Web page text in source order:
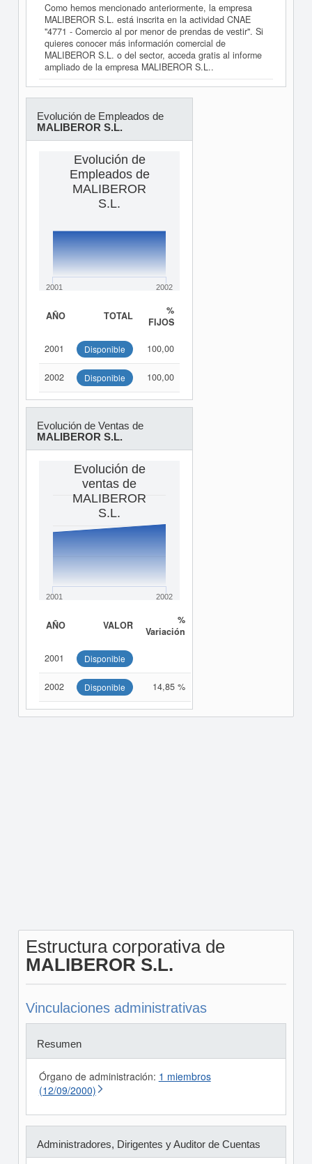
Como hemos mencionado anteriormente, la empresa
MALIBEROR S.L. está inscrita en la actividad CNAE
"4771 - Comercio al por menor de prendas de vestir". Si
quieres conocer más información comercial de
MALIBEROR S.L. o del sector, acceda gratis al informe
ampliado de la empresa MALIBEROR S.L..
Evolución de Empleados de
MALIBEROR S.L.
Evolución de
Empleados de
MALIBEROR
S.L.
2001 2002
AÑO TOTAL
%
FIJOS
2001 Disponible 100,00
2002 Disponible 100,00
Evolución de Ventas de
MALIBEROR S.L.
Evolución de
ventas de
MALIBEROR
S.L.
2001 2002
AÑO VALOR
%
Variación
2001 Disponible
2002 Disponible 14,85 %
Estructura corporativa de
MALIBEROR S.L.
Vinculaciones administrativas
Resumen
Órgano de administración: 1 miembros
(12/09/2000)
Administradores, Dirigentes y Auditor de Cuentas